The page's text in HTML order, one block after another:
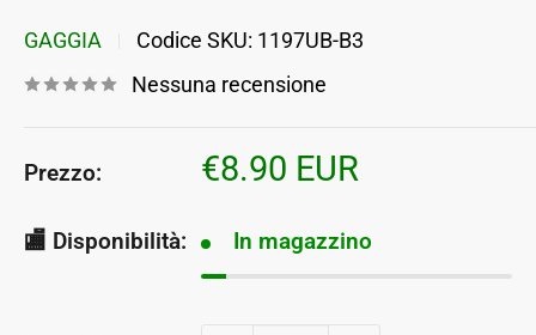
GAGGIA Codice SKU: 1197UB-B3
Nessuna recensione
Prezzo:
Prezzo
€8.90 EUR
🏬 Disponibilità: In magazzino